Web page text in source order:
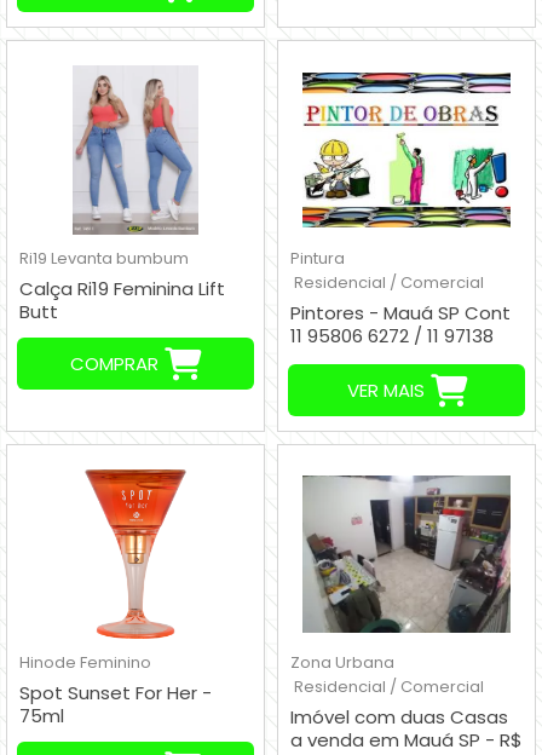
Ri19 Levanta bumbum
Calça Ri19 Feminina Lift
Butt
COMPRAR
Pintura
Residencial / Comercial
Pintores - Mauá SP Cont
11 95806 6272 / 11 97138
7520
VER MAIS
Hinode Feminino
Spot Sunset For Her -
75ml
Zona Urbana
Residencial / Comercial
Imóvel com duas Casas
a venda em Mauá SP - R$